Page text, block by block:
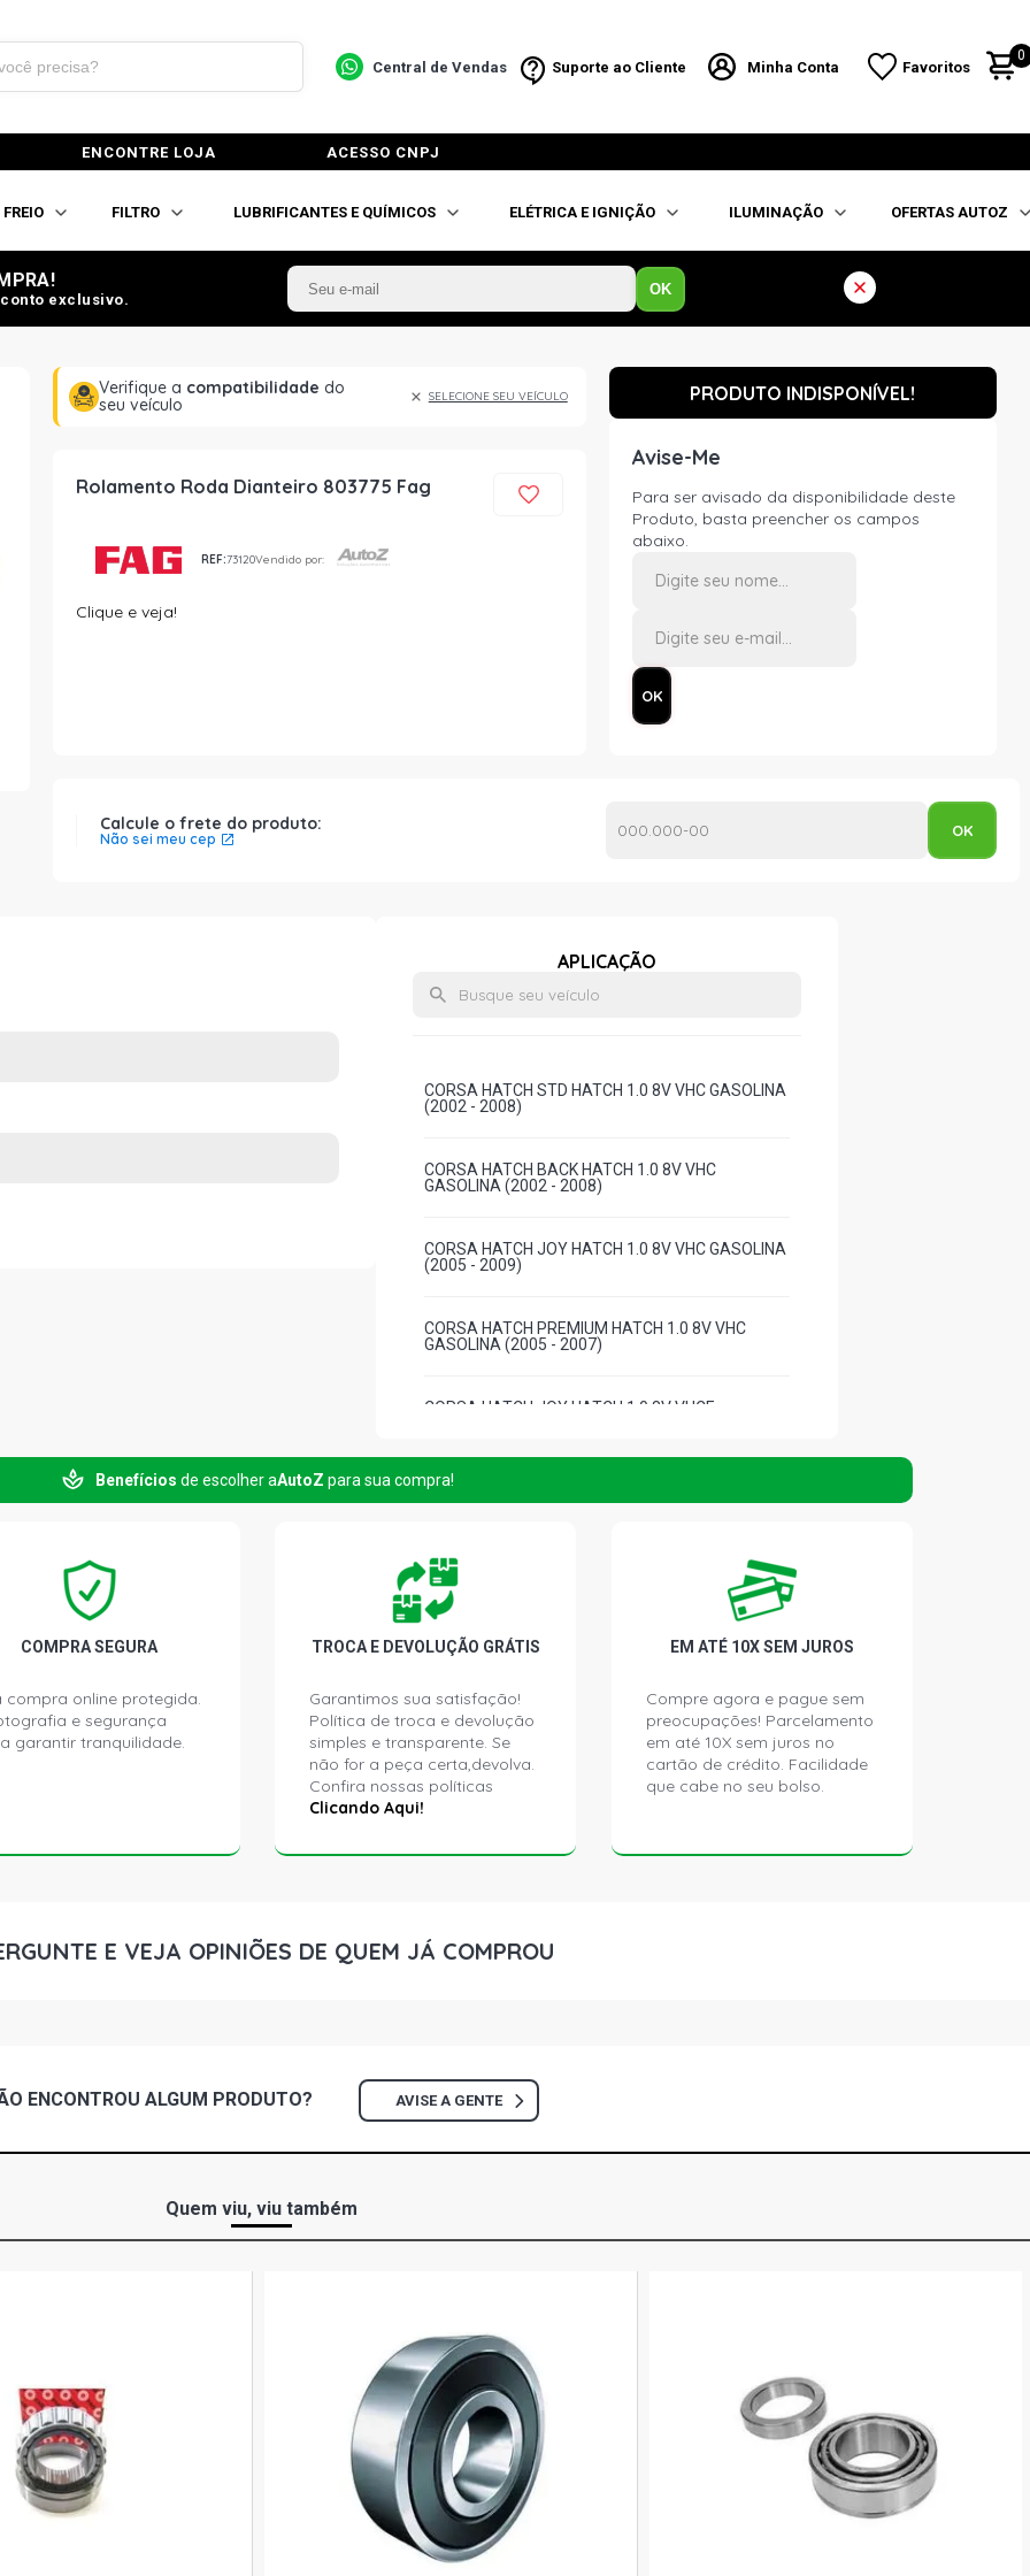
Central de Vendas Suporte ao Cliente Minha Conta Favoritos
0
ENCONTRE LOJA ACESSO CNPJ
FREIO FILTRO LUBRIFICANTES E QUÍMICOS ELÉTRICA E IGNIÇÃO ILUMINAÇÃO OFERTAS AUTOZ
exclusivo.
OK
Verifique a compatibilidade do
seu veículo
SELECIONE SEU VEÍCULO
Rolamento Roda Dianteiro 803775 Fag
REF:73120Vendido por:
Clique e veja!
PRODUTO INDISPONÍVEL!
Avise-Me
Para ser avisado da disponibilidade deste
Produto, basta preencher os campos
abaixo.
Calcule o frete do produto:
Não sei meu cep
APLICAÇÃO
CORSA HATCH STD HATCH 1.0 8V VHC GASOLINA
(2002 - 2008)
CORSA HATCH BACK HATCH 1.0 8V VHC
GASOLINA (2002 - 2008)
CORSA HATCH JOY HATCH 1.0 8V VHC GASOLINA
(2005 - 2009)
CORSA HATCH PREMIUM HATCH 1.0 8V VHC
GASOLINA (2005 - 2007)
CORSA HATCH JOY HATCH 1.0 8V VHCE
CORSA HATCH MAXX HATCH 1.0 8V VHCE
FLEXPOWER N10YFH L4 FLEX (2004 - 2009)
CORSA HATCH MAXX HATCH 1.4 8V ECONOFLEX
N14YF FLEX (2004 - 2012)
CORSA HATCH PREMIUM HATCH 1.4 8V
ECONOFLEX N14YF FLEX (2008 - 2012)
CORSA HATCH SS HATCH 1.8 8V FLEX (2006 -
2009)
CORSA HATCH JOY HATCH 1.8 8V GASOLINA
CORSA HATCH PREMIUM HATCH 1.8 8V
CORSA SEDAN PREMIUM SEDAN 1.0 8V VHC
GASOLINA (2005 - 2007)
CORSA SEDAN MAXX SEDAN 1.4 8V ECONOFLEX
N14YF FLEX (2004 - 2012)
CORSA SEDAN PREMIUM SEDAN 1.4 8V
ECONOFLEX N14YF FLEX (2008 - 2012)
Benefícios de escolher aAutoZ para sua compra!
COMPRA SEGURA
compra online protegida.
e segurança
garantir tranquilidade.
TROCA E DEVOLUÇÃO GRÁTIS
Garantimos sua satisfação!
Política de troca e devolução
simples e transparente. Se
não for a peça certa,devolva.
Confira nossas políticas
Clicando Aqui!
EM ATÉ 10X SEM JUROS
Compre agora e pague sem
preocupações! Parcelamento
em até 10X sem juros no
cartão de crédito. Facilidade
que cabe no seu bolso.
E VEJA OPINIÕES DE QUEM JÁ COMPROU
ENCONTROU ALGUM PRODUTO? AVISE A GENTE
Quem viu, viu também